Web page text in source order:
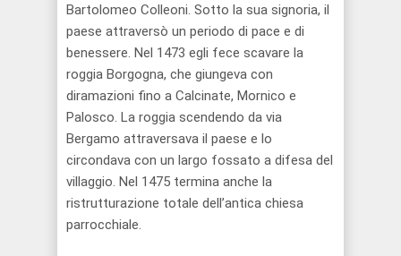
Bartolomeo Colleoni. Sotto la sua signoria, il
paese attraversò un periodo di pace e di
benessere. Nel 1473 egli fece scavare la
roggia Borgogna, che giungeva con
diramazioni fino a Calcinate, Mornico e
Palosco. La roggia scendendo da via
Bergamo attraversava il paese e lo
circondava con un largo fossato a difesa del
villaggio. Nel 1475 termina anche la
ristrutturazione totale dell’antica chiesa
parrocchiale.